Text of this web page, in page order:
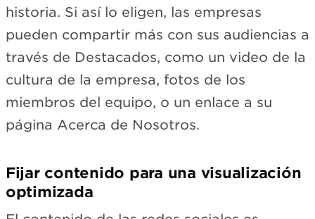
historia. Si así lo eligen, las empresas
pueden compartir más con sus audiencias a
través de Destacados, como un video de la
cultura de la empresa, fotos de los
miembros del equipo, o un enlace a su
página Acerca de Nosotros.
Fijar contenido para una visualización
optimizada